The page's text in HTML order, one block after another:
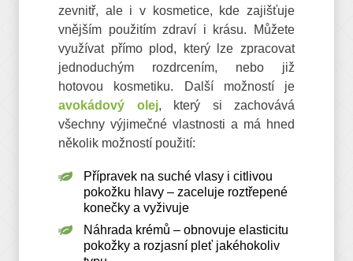
zevnitř, ale i v kosmetice, kde zajišťuje
vnějším použitím zdraví i krásu. Můžete
využívat přímo plod, který lze zpracovat
jednoduchým rozdrcením, nebo již
hotovou kosmetiku. Další možností je
avokádový olej, který si zachovává
všechny výjimečné vlastnosti a má hned
několik možností použití:
Přípravek na suché vlasy i citlivou
pokožku hlavy – zaceluje roztřepené
konečky a vyživuje
Náhrada krémů – obnovuje elasticitu
pokožky a rozjasní pleť jakéhokoliv